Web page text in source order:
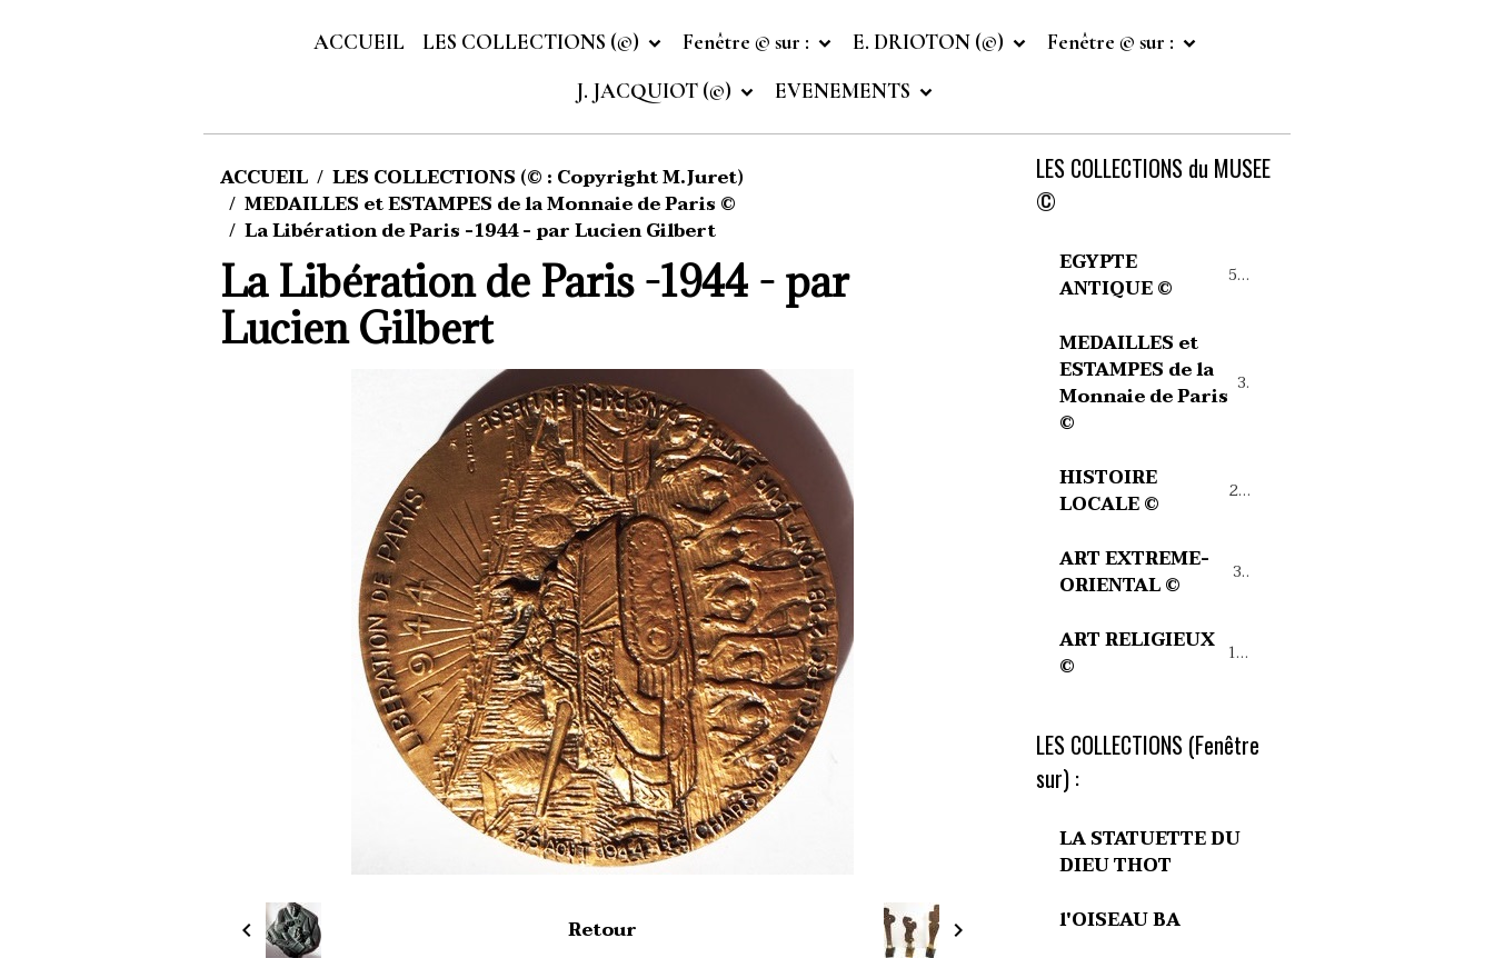
ACCUEIL LES COLLECTIONS (©) Fenêtre © sur : E. DRIOTON (©)
Fenêtre © sur :
J. JACQUIOT (©)
EVENEMENTS
ACCUEIL
LES COLLECTIONS (© : Copyright M.Juret)
MEDAILLES et ESTAMPES de la Monnaie de Paris ©
La Libération de Paris -1944 - par Lucien Gilbert
La Libération de Paris -1944 - par
Lucien Gilbert
Retour
LES COLLECTIONS du MUSEE
©
EGYPTE
ANTIQUE ©
54
MEDAILLES et
ESTAMPES de la
Monnaie de Paris
©
39
HISTOIRE
LOCALE ©
27
ART EXTREME-
ORIENTAL ©
32
ART RELIGIEUX
©
15
LES COLLECTIONS (Fenêtre
sur) :
LA STATUETTE DU
DIEU THOT
l'OISEAU BA